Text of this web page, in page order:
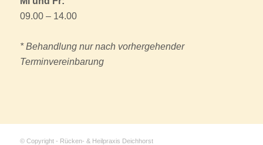
09.00 – 14.00
* Behandlung nur nach vorhergehender
Terminvereinbarung
© Copyright - Rücken- & Heilpraxis Deichhorst